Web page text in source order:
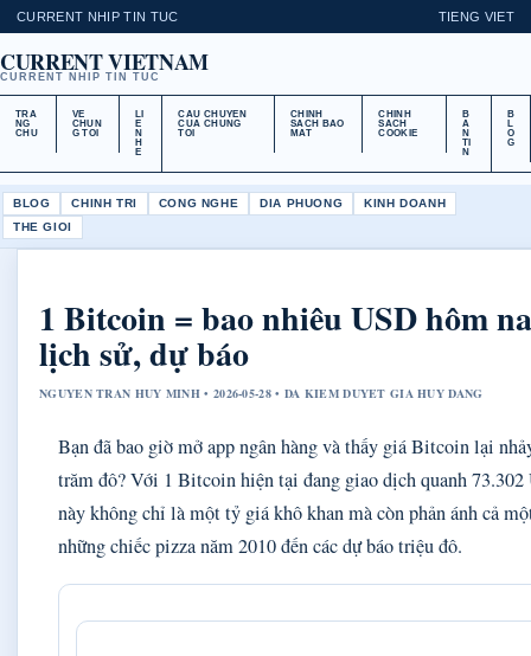
CURRENT NHIP TIN TUC TIENG VIET
CURRENT VIETNAM
CURRENT NHIP TIN TUC
TRA
NG
CHU
VE
CHUN
G TOI
LI
E
N
H
E
CAU CHUYEN
CUA CHUNG
TOI
CHINH
SACH BAO
MAT
CHINH
SACH
COOKIE
B
A
N
TI
N
B
L
O
G
BLOG CHINH TRI CONG NGHE DIA PHUONG
KINH DOANH
THE GIOI
1 Bitcoin = bao nhiêu USD hôm
lịch sử, dự báo
NGUYEN TRAN HUY MINH • 2026-05-28 • DA KIEM DUYET GIA HUY DANG
Bạn đã bao giờ mở app ngân hàng và thấy giá Bitcoin lại
trăm đô? Với 1 Bitcoin hiện tại đang giao dịch quanh 73.302
này không chỉ là một tỷ giá khô khan mà còn phản ánh cả
những chiếc pizza năm 2010 đến các dự báo triệu đô.